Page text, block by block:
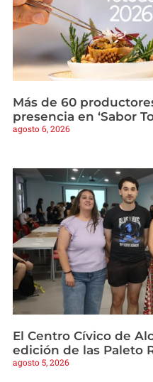
Más de 60
presencia en ‘Sabor
agosto 6, 2026
El Centro Cívico de
edición de las Paleto
agosto 5, 2026